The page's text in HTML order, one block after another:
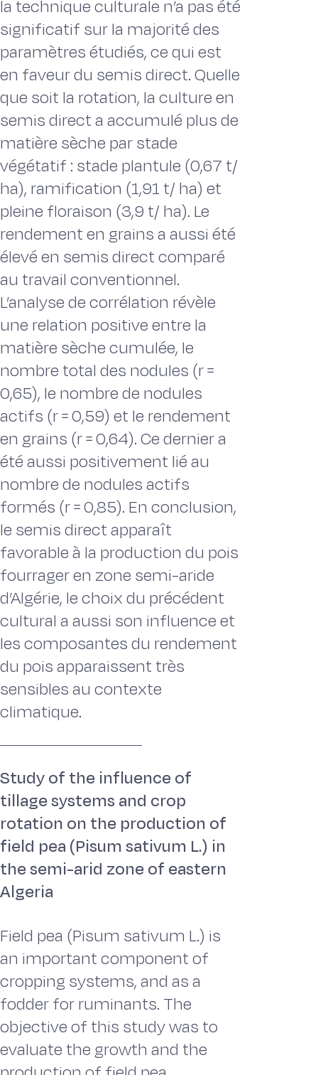
la technique culturale n’a pas été
significatif sur la majorité des
paramètres étudiés, ce qui est
en faveur du semis direct. Quelle
que soit la rotation, la culture en
semis direct a accumulé plus de
matière sèche par stade
végétatif : stade plantule (0,67 t/
ha), ramification (1,91 t/ ha) et
pleine floraison (3,9 t/ ha). Le
rendement en grains a aussi été
élevé en semis direct comparé
au travail conventionnel.
L’analyse de corrélation révèle
une relation positive entre la
matière sèche cumulée, le
nombre total des nodules (r ꞊
0,65), le nombre de nodules
actifs (r ꞊ 0,59) et le rendement
en grains (r ꞊ 0,64). Ce dernier a
été aussi positivement lié au
nombre de nodules actifs
formés (r ꞊ 0,85). En conclusion,
le semis direct apparaît
favorable à la production du pois
fourrager en zone semi-aride
d’Algérie, le choix du précédent
cultural a aussi son influence et
les composantes du rendement
du pois apparaissent très
sensibles au contexte
climatique.
Study of the influence of
tillage systems and crop
rotation on the production of
field pea (Pisum sativum L.) in
the semi-arid zone of eastern
Algeria
Field pea (Pisum sativum L.) is
an important component of
cropping systems, and as a
fodder for ruminants. The
objective of this study was to
evaluate the growth and the